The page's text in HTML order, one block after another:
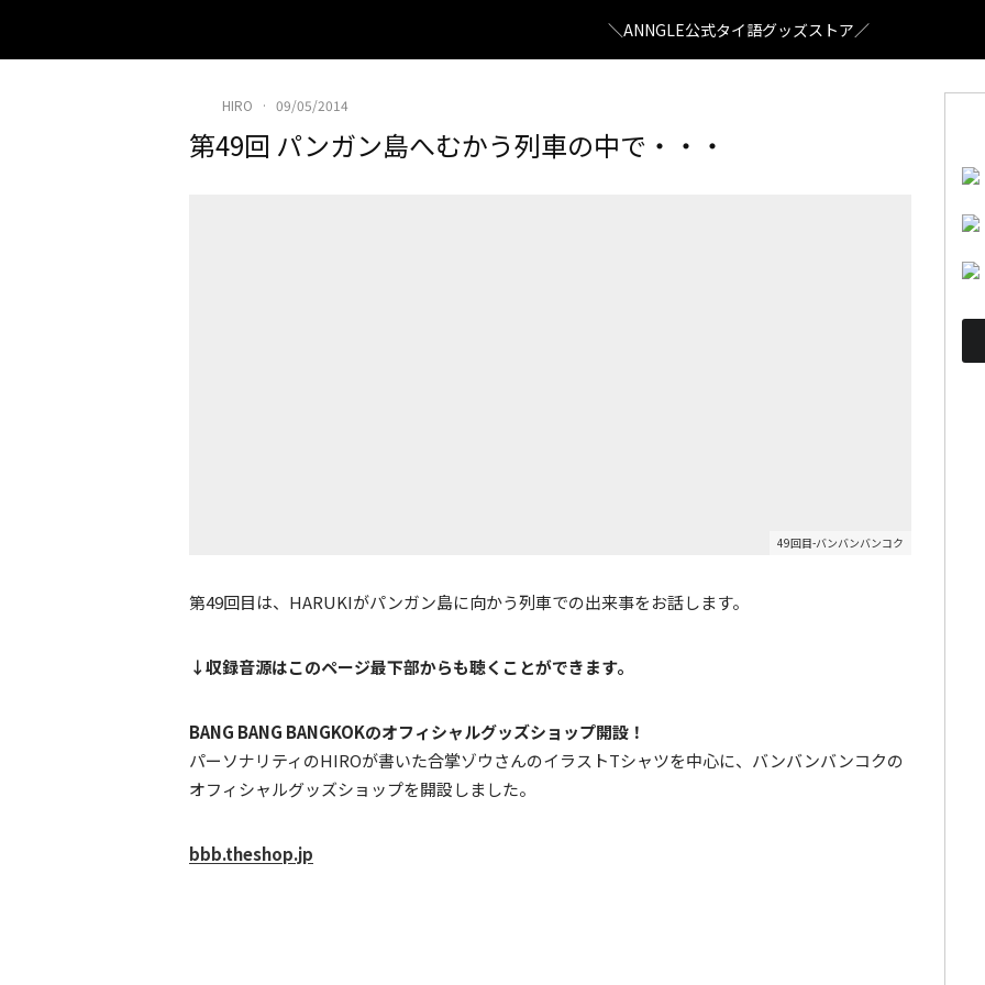
＼ANNGLE公式タイ語グッズストア／
HIRO · 09/05/2014
第49回 パンガン島へむかう列車の中で・・・
49回目-バンバンバンコク
第49回目は、HARUKIがパンガン島に向かう列車での出来事をお話します。
↓収録音源はこのページ最下部からも聴くことができます。
BANG BANG BANGKOKのオフィシャルグッズショップ開設！
パーソナリティのHIROが書いた合掌ゾウさんのイラストTシャツを中心に、バンバンバンコクの
オフィシャルグッズショップを開設しました。
bbb.theshop.jp